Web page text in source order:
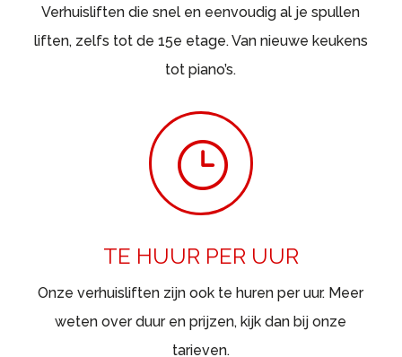
Verhuisliften die snel en eenvoudig al je spullen
liften, zelfs tot de 15e etage. Van nieuwe keukens
tot piano’s.
}
TE HUUR PER UUR
Onze verhuisliften zijn ook te huren per uur. Meer
weten over duur en prijzen, kijk dan bij onze
tarieven.